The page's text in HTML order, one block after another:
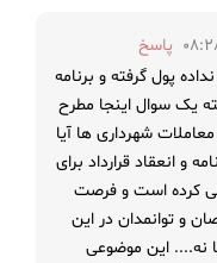
پاسخ
پول گرفته و برنامه
یک سوال اینجا مطرح
شهرداری ها آیا
و انعقاد قرارداد برای
کرده است و فرصت
و توانمدان در این
نه.... این موضوعی